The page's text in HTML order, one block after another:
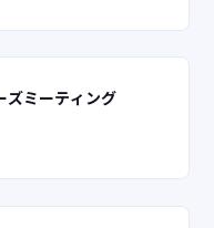
ズミーティング